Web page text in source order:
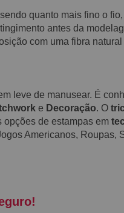
quanto mais fino o
antes da
com uma fibra
leve de manusear. É
e Decoração. O
opções de estampas em
Americanos, Roupas,